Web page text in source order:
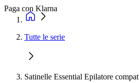
Paga con Klarna
Tutte le serie
Satinelle Essential Epilatore